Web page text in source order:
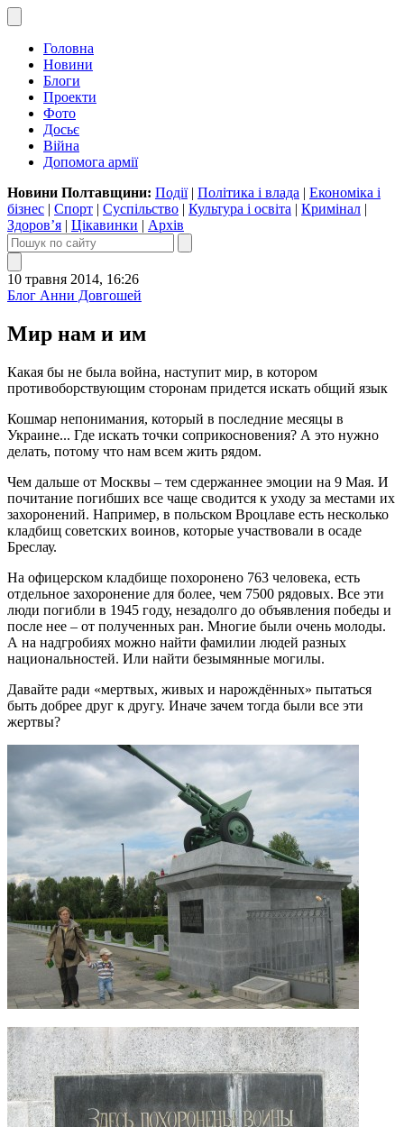
Головна
Новини
Блоги
Проекти
Фото
Досьє
Війна
Допомога армії
Новини Полтавщини: Події| Політика і влада | Економіка і
бізнес | Спорт | Суспільство | Культура і освіта | Кримінал |
Здоров’я | Цікавинки | Архів
10 травня 2014, 16:26
Блог Анни Довгошей
Мир нам и им
Какая бы не была война, наступит мир, в котором
противоборствующим сторонам придется искать общий язык
Кошмар непонимания, который в последние месяцы в
Украине... Где искать точки соприкосновения? А это нужно
делать, потому что нам всем жить рядом.
Чем дальше от Москвы – тем сдержаннее эмоции на 9 Мая. И
почитание погибших все чаще сводится к уходу за местами их
захоронений. Например, в польском Вроцлаве есть несколько
кладбищ советских воинов, которые участвовали в осаде
Бреслау.
На офицерском кладбище похоронено 763 человека, есть
отдельное захоронение для более, чем 7500 рядовых. Все эти
люди погибли в 1945 году, незадолго до объявления победы и
после нее – от полученных ран. Многие были очень молоды.
А на надгробиях можно найти фамилии людей разных
национальностей. Или найти безымянные могилы.
Давайте ради «мертвых, живых и нарождённых» пытаться
быть добрее друг к другу. Иначе зачем тогда были все эти
жертвы?